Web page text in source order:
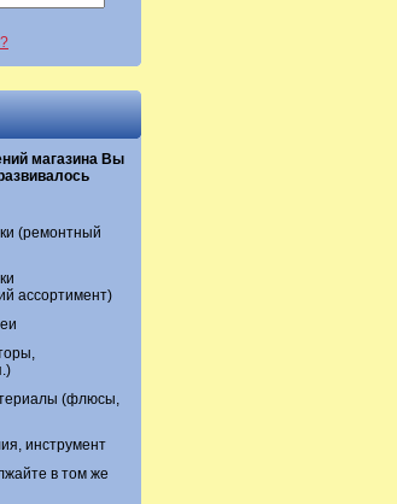
магазина Вы
(ремонтный
ассортимент)
(флюсы,
инструмент
в том же